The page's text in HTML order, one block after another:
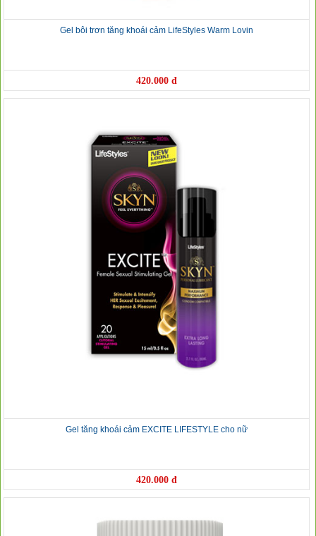
Gel bôi trơn tăng khoái cảm LifeStyles Warm Lovin
420.000 đ
Gel tăng khoái cảm EXCITE LIFESTYLE cho nữ
420.000 đ